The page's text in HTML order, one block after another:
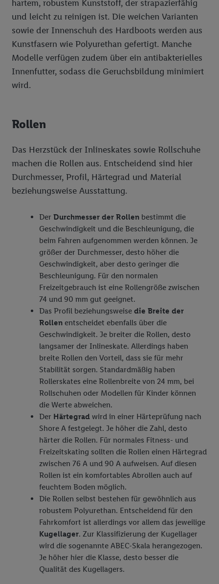
hartem, robustem Kunststoff, der strapazierfähig
und leicht zu reinigen ist. Die weichen Varianten
sowie der Innenschuh des Hardboots werden aus
Kunstfasern wie Polyurethan gefertigt. Manche
Modelle verfügen zudem über ein antibakterielles
Innenfutter, sodass die Geruchsbildung minimiert
wird.
Rollen
Das Herzstück der Inlineskates sowie Rollschuhe
machen die Rollen aus. Entscheidend sind hier
Durchmesser, Profil, Härtegrad und Material
beziehungsweise Ausstattung.
Der Durchmesser der Rollen bestimmt die
Geschwindigkeit und die Beschleunigung, die
beim Fahren aufgenommen werden können. Je
größer der Durchmesser, desto höher die
Geschwindigkeit, aber desto geringer die
Beschleunigung. Für den normalen
Freizeitgebrauch ist eine Rollengröße zwischen
74 und 90 mm gut geeignet.
Das Profil beziehungsweise die Breite der
Rollen entscheidet ebenfalls über die
Geschwindigkeit. Je breiter die Rollen, desto
langsamer der Inlineskate. Allerdings haben
breite Rollen den Vorteil, dass sie für mehr
Stabilität sorgen. Standardmäßig haben
Rollerskates eine Rollenbreite von 24 mm, bei
Rollschuhen oder Modellen für Kinder können
die Werte abweichen.
Der Härtegrad wird in einer Härteprüfung nach
Shore A festgelegt. Je höher die Zahl, desto
härter die Rollen. Für normales Fitness- und
Freizeitskating sollten die Rollen einen Härtegrad
zwischen 76 A und 90 A aufweisen. Auf diesen
Rollen ist ein komfortables Abrollen auch auf
feuchtem Boden möglich.
Die Rollen selbst bestehen für gewöhnlich aus
robustem Polyurethan. Entscheidend für den
Fahrkomfort ist allerdings vor allem das jeweilige
Kugellager. Zur Klassifizierung der Kugellager
wird die sogenannte ABEC-Skala herangezogen.
Je höher hier die Klasse, desto besser die
Qualität des Kugellagers.